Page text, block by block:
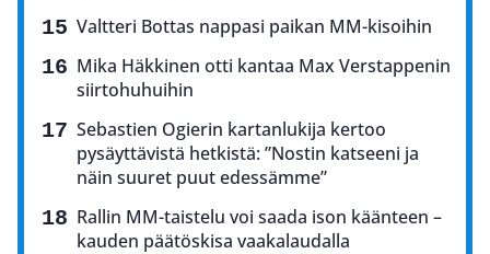
Valtteri Bottas nappasi paikan MM-kisoihin
Mika Häkkinen otti kantaa Max Verstappenin
siirtohuhuihin
Sebastien Ogierin kartanlukija kertoo
pysäyttävistä hetkistä: ”Nostin katseeni ja
näin suuret puut edessämme”
Rallin MM-taistelu voi saada ison käänteen –
kauden päätöskisa vaakalaudalla